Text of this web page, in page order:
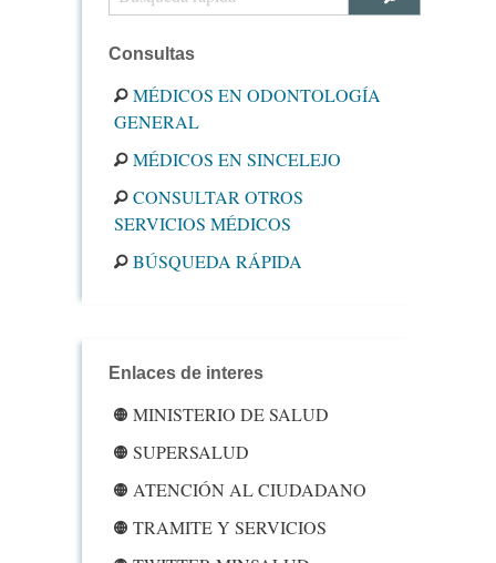
Consultas
MÉDICOS EN ODONTOLOGÍA
GENERAL
MÉDICOS EN SINCELEJO
CONSULTAR OTROS
SERVICIOS MÉDICOS
BÚSQUEDA RÁPIDA
Enlaces de interes
MINISTERIO DE SALUD
SUPERSALUD
ATENCIÓN AL CIUDADANO
TRAMITE Y SERVICIOS